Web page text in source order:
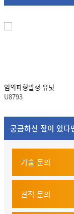
임의파형발생 유닛
U8793
궁금하신 점이 있다
기술 문의
견적 문의